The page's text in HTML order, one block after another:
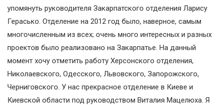
упомянуть руководителя Закарпатского отделения Ларису
Герасько. Отделение на 2012 год было, наверное, самым
многочисленным из всех; очень много интересных и разных
проектов было реализовано на Закарпатье. На данный
момент хочу отметить работу Херсонского отделения,
Николаевского, Одесского, Львовского, Запорожского,
Черниговского. У нас прекрасное отделение в Киеве и
Киевской области под руководством Виталия Мацелюха. Я